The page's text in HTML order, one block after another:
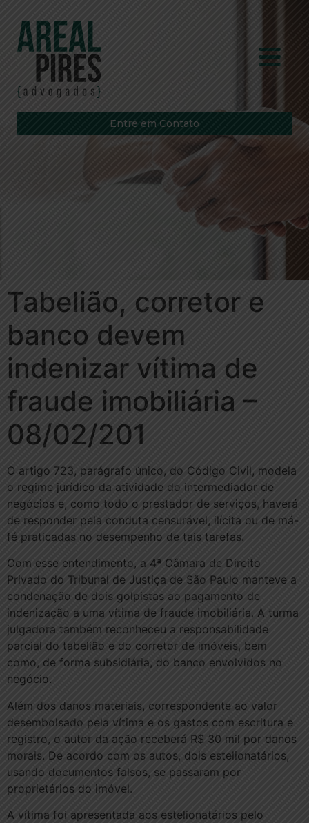
Entre em Contato
Tabelião, corretor e
banco devem
indenizar vítima de
fraude imobiliária –
08/02/201
O artigo 723, parágrafo único, do Código Civil, modela
o regime jurídico da atividade do intermediador de
negócios e, como todo o prestador de serviços, haverá
de responder pela conduta censurável, ilícita ou de má-
fé praticadas no desempenho de tais tarefas.
Com esse entendimento, a 4ª Câmara de Direito
Privado do Tribunal de Justiça de São Paulo manteve a
condenação de dois golpistas ao pagamento de
indenização a uma vítima de fraude imobiliária. A turma
julgadora também reconheceu a responsabilidade
parcial do tabelião e do corretor de imóveis, bem
como, de forma subsidiária, do banco envolvidos no
negócio.
Além dos danos materiais, correspondente ao valor
desembolsado pela vítima e os gastos com escritura e
registro, o autor da ação receberá R$ 30 mil por danos
morais. De acordo com os autos, dois estelionatários,
usando documentos falsos, se passaram por
proprietários do imóvel.
A vítima foi apresentada aos estelionatários pelo